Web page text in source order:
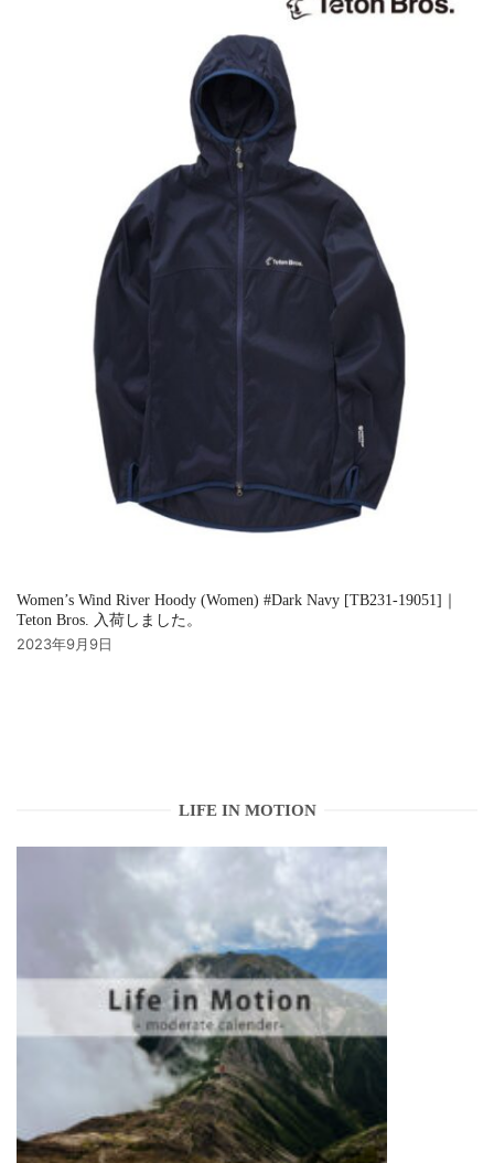
Women’s Wind River Hoody (Women) #Dark Navy [TB231-19051]｜
Teton Bros. 入荷しました。
2023年9月9日
LIFE IN MOTION